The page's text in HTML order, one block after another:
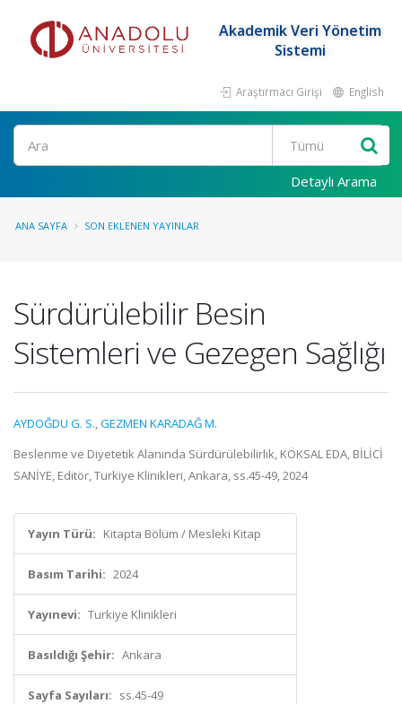
Akademik Veri Yönetim
Sistemi
Araştırmacı Girişi English
Ara
Detaylı Arama
ANA SAYFA SON EKLENEN YAYINLAR
Sürdürülebilir Besin
Sistemleri ve Gezegen Sağlığı
AYDOĞDU G. S.,GEZMEN KARADAĞ M.
Beslenme ve Diyetetik Alanında Sürdürülebilirlik, KÖKSAL EDA, BİLİCİ
SANİYE, Editör, Turkiye Klinikleri, Ankara, ss.45-49, 2024
Yayın Türü: Kitapta Bölüm / Mesleki Kitap
Basım Tarihi: 2024
Yayınevi: Turkiye Klinikleri
Basıldığı Şehir: Ankara
Sayfa Sayıları: ss.45-49